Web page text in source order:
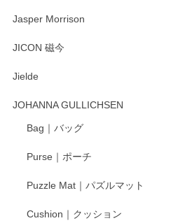
Jasper Morrison
JICON 磁今
Jielde
JOHANNA GULLICHSEN
Bag｜バッグ
Purse｜ポーチ
Puzzle Mat｜パズルマット
Cushion｜クッション